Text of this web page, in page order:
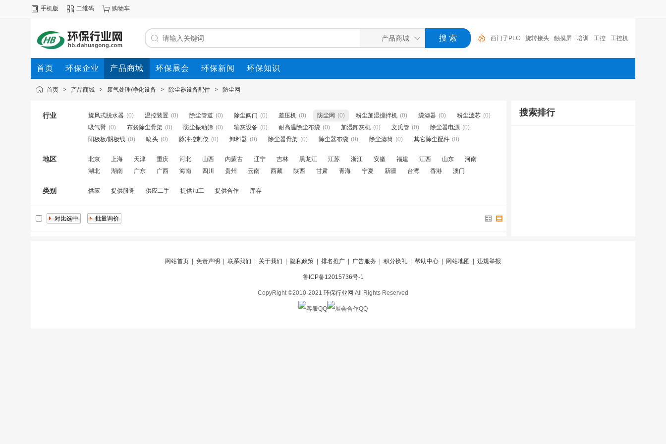
手机版 二维码 购物车
西门子PLC 旋转接头 触摸屏 培训 工控 工控机
变送器 球阀 plc 阀门
首页 环保企业 产品商城 环保展会 环保新闻 环保知识
首页 > 产品商城 > 废气处理/净化设备 > 除尘器设备配件 > 防尘网
行业 旋风式脱水器 (0) 温控装置 (0) 除尘管道 (0) 除尘阀门 (0) 差压机 (0) 防尘网 (0) 粉尘加湿搅拌机 (0) 袋滤器 (0) 粉尘滤芯 (0)
吸气臂 (0) 布袋除尘骨架 (0) 防尘振动筛 (0) 输灰设备 (0) 耐高温除尘布袋 (0) 加湿卸灰机 (0) 文氏管 (0) 除尘器电源 (0)
阳极板/阴极线 (0) 喷头 (0) 脉冲控制仪 (0) 卸料器 (0) 除尘器骨架 (0) 除尘器布袋 (0) 除尘滤筒 (0) 其它除尘配件 (0)
地区 北京 上海 天津 重庆 河北 山西 内蒙古 辽宁 吉林 黑龙江 江苏 浙江 安徽 福建 江西 山东
河南
湖北
湖南 广东 广西 海南 四川 贵州 云南 西藏 陕西 甘肃 青海 宁夏 新疆 台湾 香港 澳门
类别 供应 提供服务 供应二手 提供加工 提供合作 库存
搜索排行
网站首页 免责声明 联系我们 关于我们 隐私政策 排名推广 广告服务 积分换礼 帮助中心 网站地图 违规举报
鲁ICP备12015736号-1
CopyRight ©2010-2021 环保行业网 All Rights Reserved